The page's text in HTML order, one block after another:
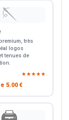
🪡
très
logos
tenues de
★★★★★
5.00 €